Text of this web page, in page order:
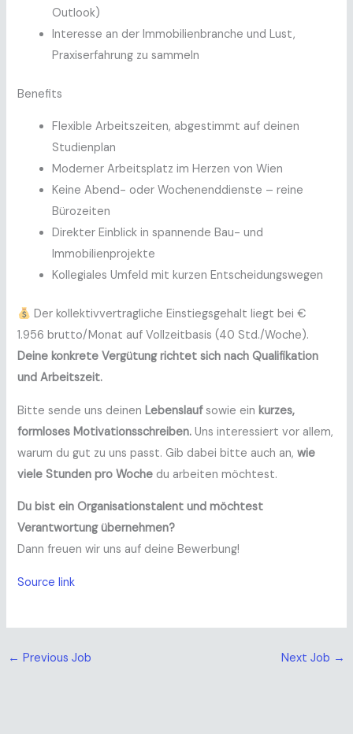
Outlook)
Interesse an der Immobilienbranche und Lust,
Praxiserfahrung zu sammeln
Benefits
Flexible Arbeitszeiten, abgestimmt auf deinen
Studienplan
Moderner Arbeitsplatz im Herzen von Wien
Keine Abend- oder Wochenenddienste – reine
Bürozeiten
Direkter Einblick in spannende Bau- und
Immobilienprojekte
Kollegiales Umfeld mit kurzen Entscheidungswegen
Der kollektivvertragliche Einstiegsgehalt liegt bei €
1.956 brutto/Monat auf Vollzeitbasis (40 Std./Woche).
Deine konkrete Vergütung richtet sich nach Qualifikation
und Arbeitszeit.
Bitte sende uns deinen Lebenslaufsowie ein kurzes,
formloses Motivationsschreiben. Uns interessiert vor allem,
warum du gut zu uns passt. Gib dabei bitte auch an,wie
viele Stunden pro Woche du arbeiten möchtest.
Du bist ein Organisationstalent und möchtest
Verantwortung übernehmen?
Dann freuen wir uns auf deine Bewerbung!
Source link
← Previous Job Next Job →